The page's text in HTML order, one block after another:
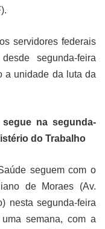
servidores federais
segunda-feira
a unidade da luta da
na segunda-
do Trabalho
seguem com o
de Moraes (Av.
nesta segunda-feira
semana, com a